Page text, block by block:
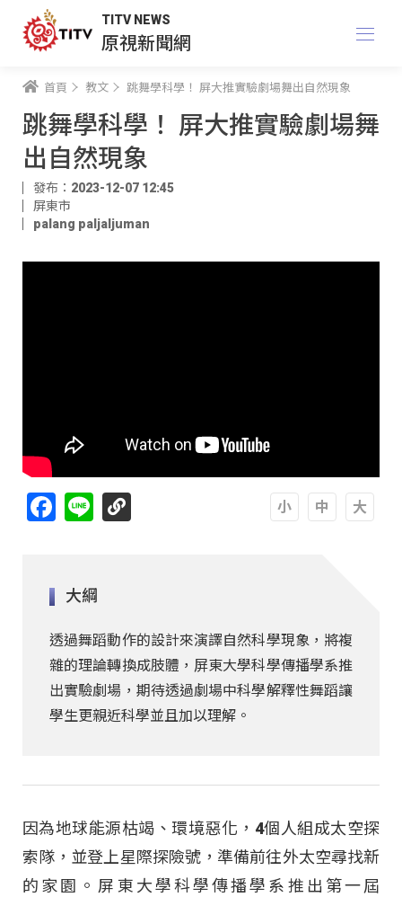
TITV NEWS
原視新聞網
首頁 教文 跳舞學科學！ 屏大推實驗劇場舞出自然現象
跳舞學科學！ 屏大推實驗劇場舞
出自然現象
發布：2023-12-07 12:45
屏東市
palang paljaljuman
Facebook
Line
大綱
透過舞蹈動作的設計來演譯自然科學現象，將複
雜的理論轉換成肢體，屏東大學科學傳播學系推
出實驗劇場，期待透過劇場中科學解釋性舞蹈讓
學生更親近科學並且加以理解。
因為地球能源枯竭、環境惡化，4個人組成太空探
索隊，並登上星際探險號，準備前往外太空尋找新
的家園。屏東大學科學傳播學系推出第一屆